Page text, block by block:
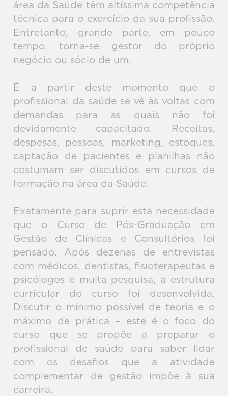
área da Saúde têm altíssima competência
técnica para o exercício da sua profissão.
Entretanto, grande parte, em pouco
tempo, torna-se gestor do próprio
negócio ou sócio de um.
É a partir deste momento que o
profissional da saúde se vê às voltas com
demandas para as quais não foi
devidamente capacitado. Receitas,
despesas, pessoas, marketing, estoques,
captação de pacientes e planilhas não
costumam ser discutidos em cursos de
formação na área da Saúde.
Exatamente para suprir esta necessidade
que o Curso de Pós-Graduação em
Gestão de Clínicas e Consultórios foi
pensado. Após dezenas de entrevistas
com médicos, dentistas, fisioterapeutas e
psicólogos e muita pesquisa, a estrutura
curricular do curso foi desenvolvida.
Discutir o mínimo possível de teoria e o
máximo de prática – este é o foco do
curso que se propõe a preparar o
profissional de saúde para saber lidar
com os desafios que a atividade
complementar de gestão impõe à sua
carreira.